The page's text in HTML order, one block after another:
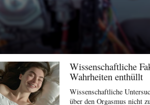
Wissenschaftliche
Wahrheiten enthüllt
Wissenschaftliche
über den Orgasmus nicht